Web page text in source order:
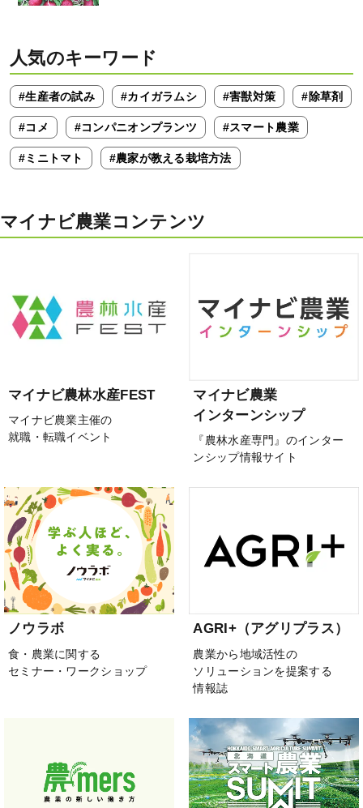
人気のキーワード
#生産者の試み #カイガラムシ #害獣対策 #除草剤
#コメ #コンパニオンプランツ #スマート農業
#ミニトマト #農家が教える栽培方法
マイナビ農業コンテンツ
マイナビ農林水産FEST
マイナビ農業主催の
就職・転職イベント
マイナビ農業
インターンシップ
『農林水産専門』のインター
ンシップ情報サイト
ノウラボ
食・農業に関する
セミナー・ワークショップ
AGRI+（アグリプラス）
農業から地域活性の
ソリューションを提案する
情報誌